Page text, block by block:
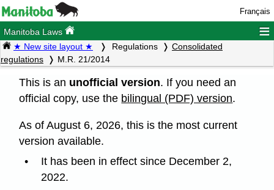
Français
Manitoba Laws ≡
★ New site layout ★ Regulations
Consolidated
regulations
M.R. 21/2014
This is an unofficial version. If you need an
official copy, use the bilingual (PDF) version.
As of August 6, 2026, this is the most current
version available.
It has been in effect since December 2,
2022.